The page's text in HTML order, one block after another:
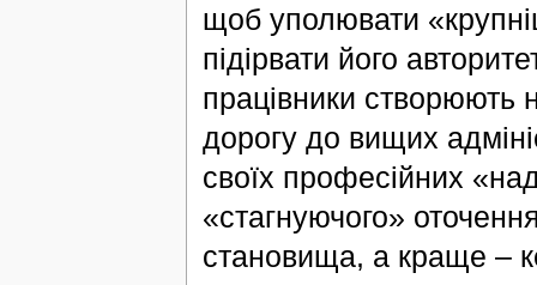
щоб уполювати
підірвати його
працівники створюють
дорогу до вищих
своїх професійних
«стагнуючого»
становища, а краще –